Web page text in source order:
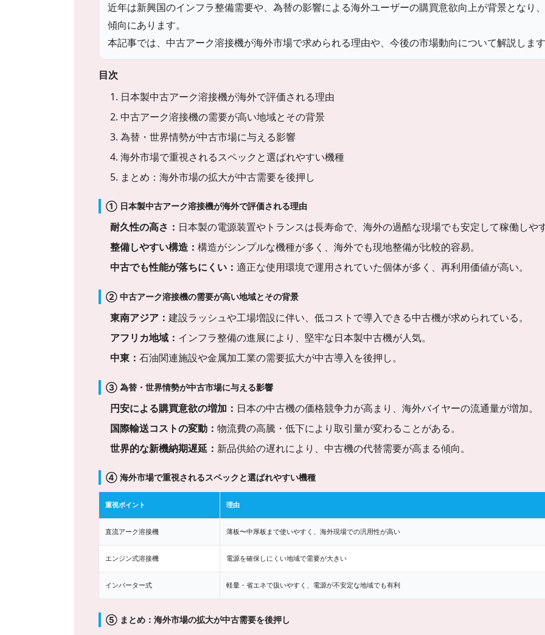
近年は新興国のインフラ整備需要や、為替の影響による海外ユーザーの購買意欲向上が背景となり
傾向にあります。
本記事では、中古アーク溶接機が海外市場で求められる理由や、今後の市場動向について解説しま
目次
1. 日本製中古アーク溶接機が海外で評価される理由
2. 中古アーク溶接機の需要が高い地域とその背景
3. 為替・世界情勢が中古市場に与える影響
4. 海外市場で重視されるスペックと選ばれやすい機種
5. まとめ：海外市場の拡大が中古需要を後押し
① 日本製中古アーク溶接機が海外で評価される理由
耐久性の高さ： 日本製の電源装置やトランスは長寿命で、海外の過酷な現場でも安定して稼働しや
整備しやすい構造：構造がシンプルな機種が多く、海外でも現地整備が比較的容易。
中古でも性能が落ちにくい：適正な使用環境で運用されていた個体が多く、再利用価値が高い。
② 中古アーク溶接機の需要が高い地域とその背景
東南アジア：建設ラッシュや工場増設に伴い、低コストで導入できる中古機が求められている。
アフリカ地域： インフラ整備の進展により、堅牢な日本製中古機が人気。
中東：石油関連施設や金属加工業の需要拡大が中古導入を後押し。
③ 為替・世界情勢が中古市場に与える影響
円安による購買意欲の増加： 日本の中古機の価格競争力が高まり、海外バイヤーの流通量が増加。
国際輸送コストの変動：物流費の高騰・低下により取引量が変わることがある。
世界的な新機納期遅延： 新品供給の遅れにより、中古機の代替需要が高まる傾向。
④ 海外市場で重視されるスペックと選ばれやすい機種
重視ポイント 理由
直流アーク溶接機 薄板〜中厚板まで使いやすく、海外現場での汎用性が高い
エンジン式溶接機 電源を確保しにくい地域で需要が大きい
インバーター式 軽量・省エネで扱いやすく、電源が不安定な地域でも有利
⑤ まとめ：海外市場の拡大が中古需要を後押し